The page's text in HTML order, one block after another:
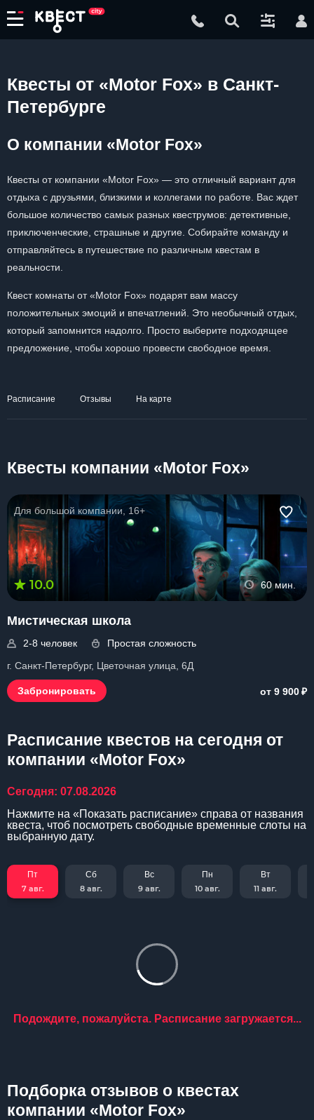
Квесты от «Motor Fox» в Санкт-
Петербурге
О компании «Motor Fox»
Квесты от компании «Motor Fox» — это отличный вариант для
отдыха с друзьями, близкими и коллегами по работе. Вас ждет
большое количество самых разных квеструмов: детективные,
приключенческие, страшные и другие. Собирайте команду и
отправляйтесь в путешествие по различным квестам в
реальности.
Квест комнаты от «Motor Fox» подарят вам массу
положительных эмоций и впечатлений. Это необычный отдых,
который запомнится надолго. Просто выберите подходящее
предложение, чтобы хорошо провести свободное время.
Расписание Отзывы На карте
Квесты компании «Motor Fox»
Для большой компании, 16+
10.0 60 мин.
Мистическая школа
2-8 человек
Простая сложность
г. Санкт-Петербург, Цветочная улица, 6Д
Забронировать от 9 900₽
Расписание квестов на сегодня от
компании «Motor Fox»
Сегодня: 07.08.2026
Нажмите на «Показать расписание» справа от названия
квеста, чтоб посмотреть свободные временные слоты на
выбранную дату.
Пт
7 авг.
Сб
8 авг.
Вс
9 авг.
Пн
10 авг.
Вт
11 авг.
Подождите, пожалуйста. Расписание загружается...
Подборка отзывов о квестах
компании «Motor Fox»